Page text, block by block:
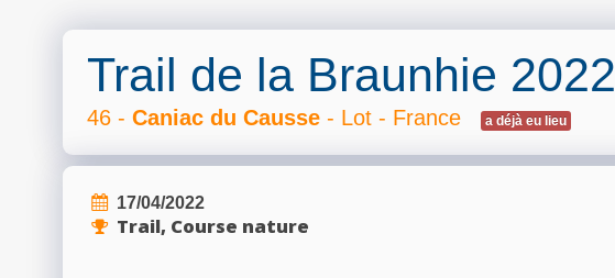
Trail de la Braunhie 2022
46 - Caniac du Causse - Lot - France a déjà eu lieu
17/04/2022
Trail, Course nature